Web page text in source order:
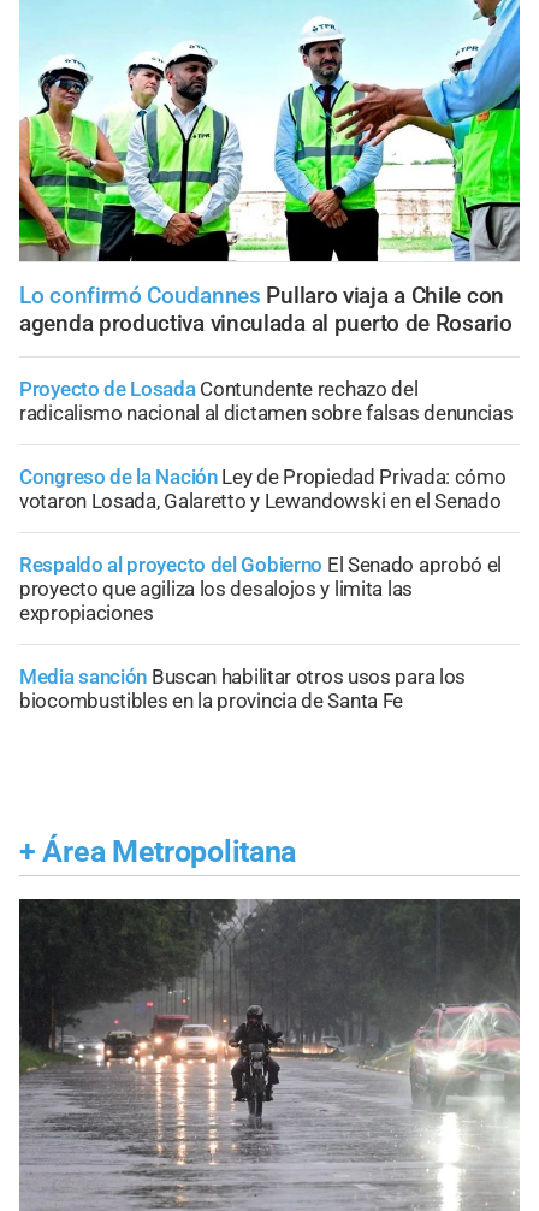
Lo confirmó Coudannes Pullaro viaja a Chile con
agenda productiva vinculada al puerto de Rosario
Proyecto de Losada Contundente rechazo del
radicalismo nacional al dictamen sobre falsas denuncias
Congreso de la Nación Ley de Propiedad Privada: cómo
votaron Losada, Galaretto y Lewandowski en el Senado
Respaldo al proyecto del Gobierno El Senado aprobó el
proyecto que agiliza los desalojos y limita las
expropiaciones
Media sanción Buscan habilitar otros usos para los
biocombustibles en la provincia de Santa Fe
+ Área Metropolitana